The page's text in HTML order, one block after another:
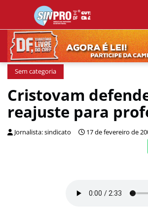
Sem categoria
Cristovam
reajuste para
Jornalista: sindicato 17 de fevereiro de